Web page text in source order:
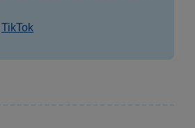
TikTok